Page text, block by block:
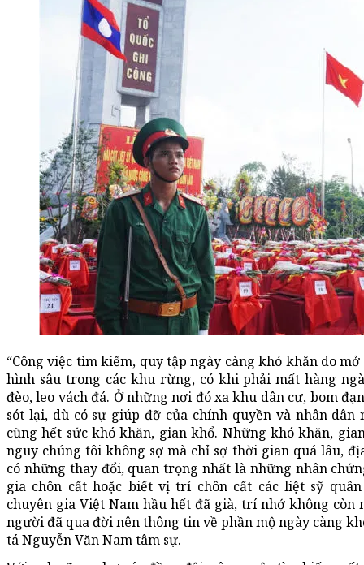
“Công việc tìm kiếm, quy tập ngày càng khó khăn do
hình sâu trong các khu rừng, có khi phải mất hàng
đèo, leo vách đá. Ở những nơi đó xa khu dân cư, bom
sót lại, dù có sự giúp đỡ của chính quyền và nhân dân
cũng hết sức khó khăn, gian khổ. Những khó khăn,
nguy chúng tôi không sợ mà chỉ sợ thời gian quá lâu,
có những thay đổi, quan trọng nhất là những nhân
gia chôn cất hoặc biết vị trí chôn cất các liệt sỹ
chuyên gia Việt Nam hầu hết đã già, trí nhớ không còn
người đã qua đời nên thông tin về phần mộ ngày càng
tá Nguyễn Văn Nam tâm sự.